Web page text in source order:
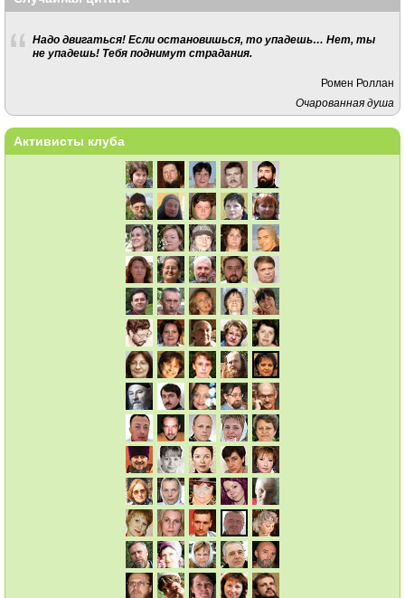
Надо двигаться! Если остановишься, то упадешь… Нет, ты
не упадешь! Тебя поднимут страдания.
Ромен Роллан
Очарованная душа
Активисты клуба